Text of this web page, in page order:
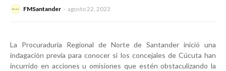
FMSantander agosto 22, 2023
La Procuraduría Regional de Norte de Santander inició una
indagación previa para conocer si los concejales de Cúcuta han
incurrido en acciones u omisiones que estén obstaculizando la